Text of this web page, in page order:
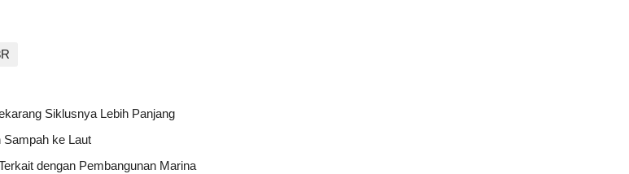
Siklusnya Lebih Panjang
Sampah ke Laut
dengan Pembangunan Marina